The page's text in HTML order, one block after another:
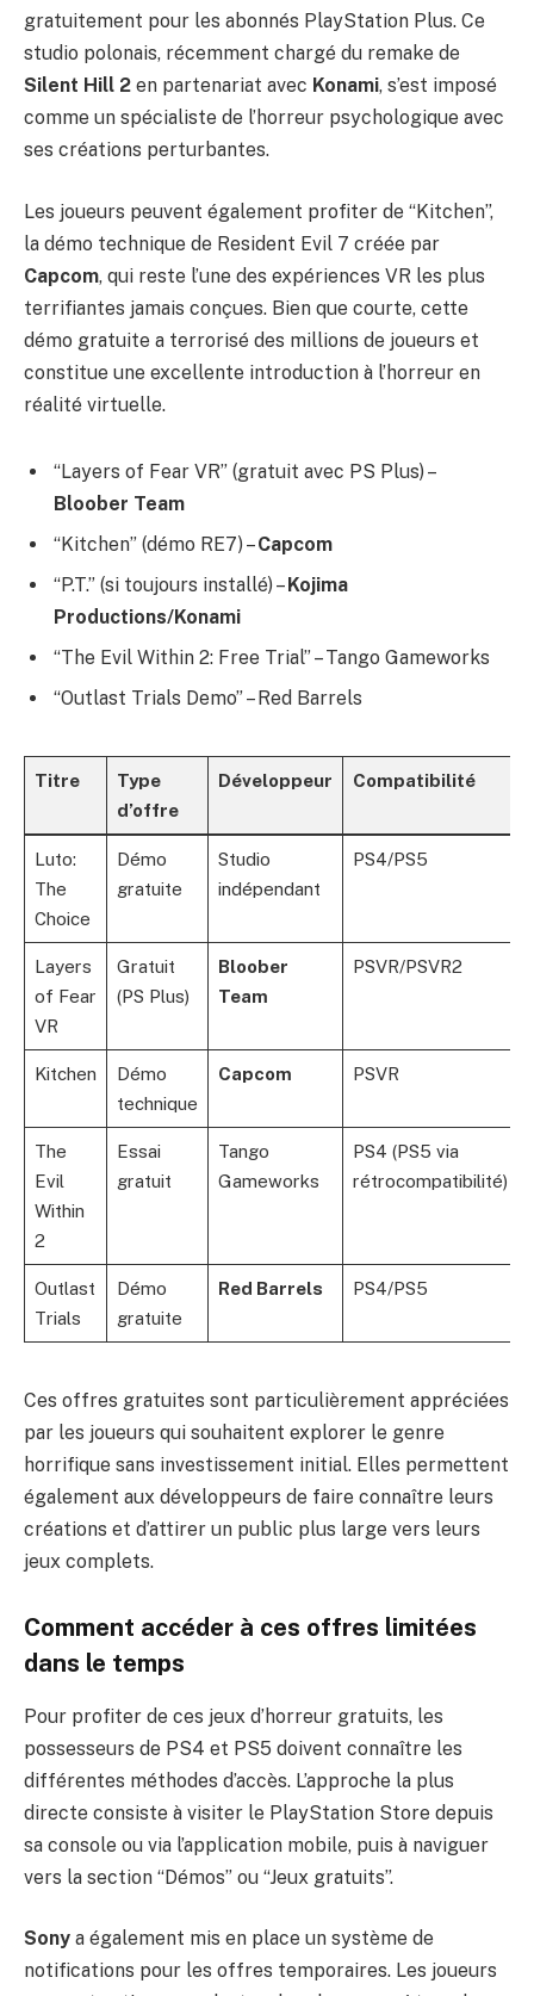
gratuitement pour les abonnés PlayStation Plus. Ce
studio polonais, récemment chargé du remake de
Silent Hill 2 en partenariat avec Konami, s’est imposé
comme un spécialiste de l’horreur psychologique avec
ses créations perturbantes.
Les joueurs peuvent également profiter de “Kitchen”,
la démo technique de Resident Evil 7 créée par
Capcom, qui reste l’une des expériences VR les plus
terrifiantes jamais conçues. Bien que courte, cette
démo gratuite a terrorisé des millions de joueurs et
constitue une excellente introduction à l’horreur en
réalité virtuelle.
“Layers of Fear VR” (gratuit avec PS Plus) –
Bloober Team
“Kitchen” (démo RE7) –Capcom
“P.T.” (si toujours installé) –Kojima
Productions/Konami
“The Evil Within 2: Free Trial” – Tango Gameworks
“Outlast Trials Demo” – Red Barrels
Titre
Type
d’offre
Développeur Compatibilité
Luto:
The
Choice
Démo
gratuite
Studio
indépendant
PS4/PS5
Layers
of Fear
VR
Gratuit
(PS Plus)
Bloober
Team
PSVR/PSVR2
Kitchen
Démo
technique
Capcom PSVR
The
Evil
Within
2
Essai
gratuit
Tango
Gameworks
PS4 (PS5 via
rétrocompatibilité)
Outlast
Trials
Démo
gratuite
Red Barrels PS4/PS5
Ces offres gratuites sont particulièrement appréciées
par les joueurs qui souhaitent explorer le genre
horrifique sans investissement initial. Elles permettent
également aux développeurs de faire connaître leurs
créations et d’attirer un public plus large vers leurs
jeux complets.
Comment accéder à ces offres limitées
dans le temps
Pour profiter de ces jeux d’horreur gratuits, les
possesseurs de PS4 et PS5 doivent connaître les
différentes méthodes d’accès. L’approche la plus
directe consiste à visiter le PlayStation Store depuis
sa console ou via l’application mobile, puis à naviguer
vers la section “Démos” ou “Jeux gratuits”.
Sony a également mis en place un système de
notifications pour les offres temporaires. Les joueurs